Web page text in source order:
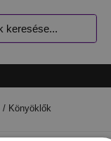
/ Könyöklők